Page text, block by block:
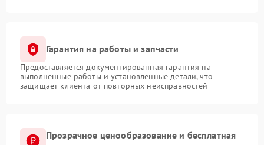
Гарантия на работы и запчасти
Предоставляется документированная гарантия на
выполненные работы и установленные детали, что
защищает клиента от повторных неисправностей
Прозрачное ценообразование и бесплатная